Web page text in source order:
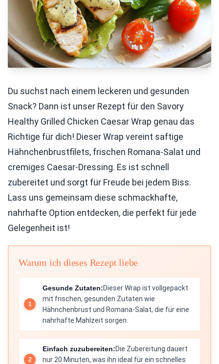
Du suchst nach einem leckeren und gesunden
Snack? Dann ist unser Rezept für den Savory
Healthy Grilled Chicken Caesar Wrap genau das
Richtige für dich! Dieser Wrap vereint saftige
Hähnchenbrustfilets, frischen Romana-Salat und
cremiges Caesar-Dressing. Es ist schnell
zubereitet und sorgt für Freude bei jedem Biss.
Lass uns gemeinsam diese schmackhafte,
nahrhafte Option entdecken, die perfekt für jede
Gelegenheit ist!
Warum ich dieses Rezept liebe
Gesunde Zutaten:Dieser Wrap ist vollgepackt
mit frischen, gesunden Zutaten wie
Hähnchenbrust und Romana-Salat, die für eine
nahrhafte Mahlzeit sorgen.
Einfach zuzubereiten:Die Zubereitung dauert
nur 20 Minuten, was ihn ideal für ein schnelles